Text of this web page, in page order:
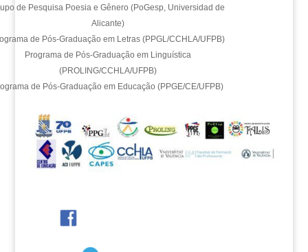
de Pesquisa Poesia e Gênero (PoGesp, Universidad de
Alicante)
de Pós-Graduação em Letras (PPGL/CCHLA/UFPB)
Programa de Pós-Graduação em Linguística
(PROLING/CCHLA/UFPB)
de Pós-Graduação em Educação (PPGE/CE/UFPB)